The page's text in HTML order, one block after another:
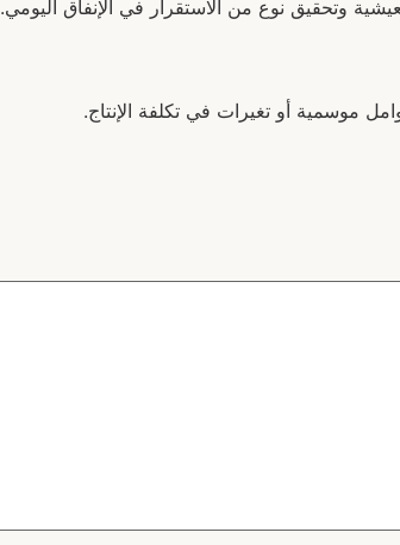
وتحقيق نوع من الاستقرار في الإنفاق اليومي.
موسمية أو تغيرات في تكلفة الإنتاج.